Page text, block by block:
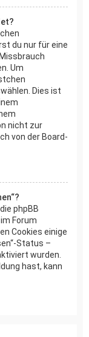
du nur für eine
Um
Dies ist
nicht zur
von der Board-
phpBB
Forum
Cookies einige
Status –
wurden.
hast, kann